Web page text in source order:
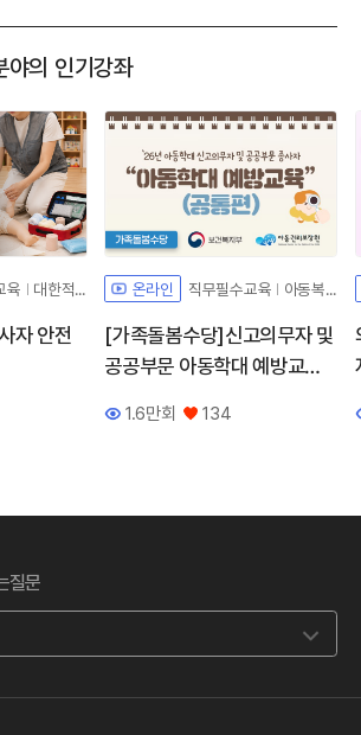
야의 인기강좌
육 대한적십자사
자 안전
온라인 직무필수교육 아동복지법해설
[가족돌봄수당]신고의무자 및
공공부문 아동학대 예방교육
조회수
1.6만회
좋아요
134
질문